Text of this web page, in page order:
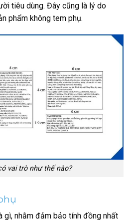
tiêu dùng. Đây cũng là lý do
phẩm không tem phụ.
vai trò như thế nào?
gì, nhằm đảm bảo tính đồng nhất